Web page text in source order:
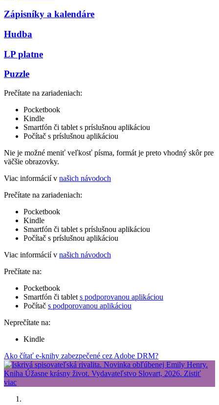
Zápisníky a kalendáre
Hudba
LP platne
Puzzle
Prečítate na zariadeniach:
Pocketbook
Kindle
Smartfón či tablet s príslušnou aplikáciou
Počítač s príslušnou aplikáciou
Nie je možné meniť veľkosť písma, formát je preto vhodný skôr pre
väčšie obrazovky.
Viac informácií v našich návodoch
Prečítate na zariadeniach:
Pocketbook
Kindle
Smartfón či tablet s príslušnou aplikáciou
Počítač s príslušnou aplikáciou
Viac informácií v našich návodoch
Prečítate na:
Pocketbook
Smartfón či tablet s podporovanou aplikáciou
Počítač s podporovanou aplikáciou
Neprečítate na:
Kindle
Ako čítať e-knihy zabezpečené cez Adobe DRM?